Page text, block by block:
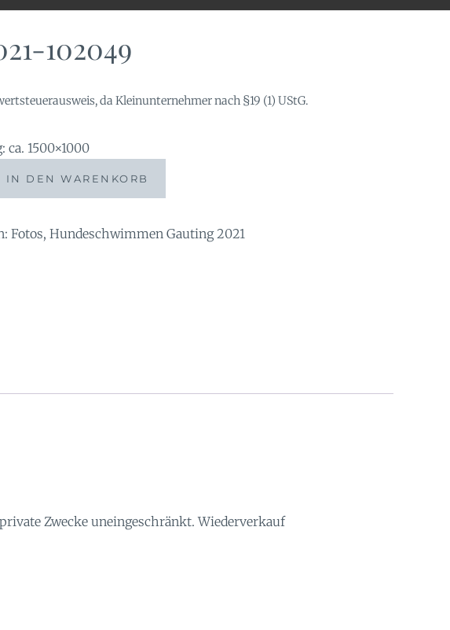
102049
da Kleinunternehmer nach §19 (1) UStG.
ca. 1500×1000
IN DEN WARENKORB
Fotos, Hundeschwimmen Gauting 2021
Zwecke uneingeschränkt. Wiederverkauf